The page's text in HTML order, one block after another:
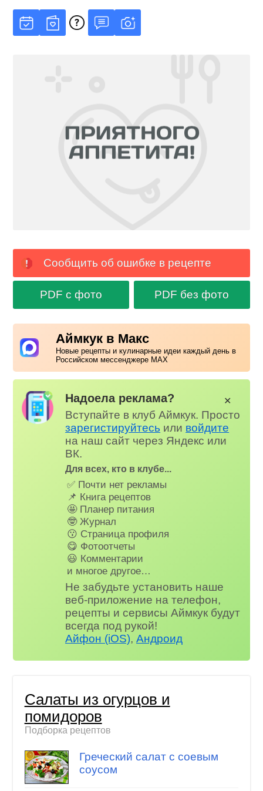
Сообщить об ошибке в рецепте
PDF с фото PDF без фото
Аймкук в Макс
Новые рецепты и кулинарные идеи каждый день в
Российском мессенджере MAX
Надоела реклама?
Вступайте в клуб Аймкук. Просто
зарегистируйтесь или войдите
на наш сайт через Яндекс или
ВК.
Для всех, кто в клубе...
✅ Почти нет рекламы
📌 Книга рецептов
🤩 Планер питания
🤓 Журнал
😗 Страница профиля
😋 Фотоотчеты
😃 Комментарии
и многое другое…
Не забудьте установить наше
веб-приложение на телефон,
рецепты и сервисы Аймкук будут
всегда под рукой!
Айфон (iOS),Андроид
✕
Салаты из огурцов и
помидоров
Подборка рецептов
Греческий салат с соевым
соусом